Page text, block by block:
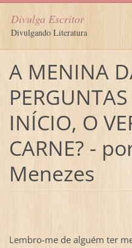
Divulga Escritor
Divulgando Literatura
A MENINA
INÍCIO, O
CARNE? -
Menezes
Lembro-me de alguém ter